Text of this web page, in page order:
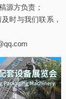
源方负责；
时与我们联系，